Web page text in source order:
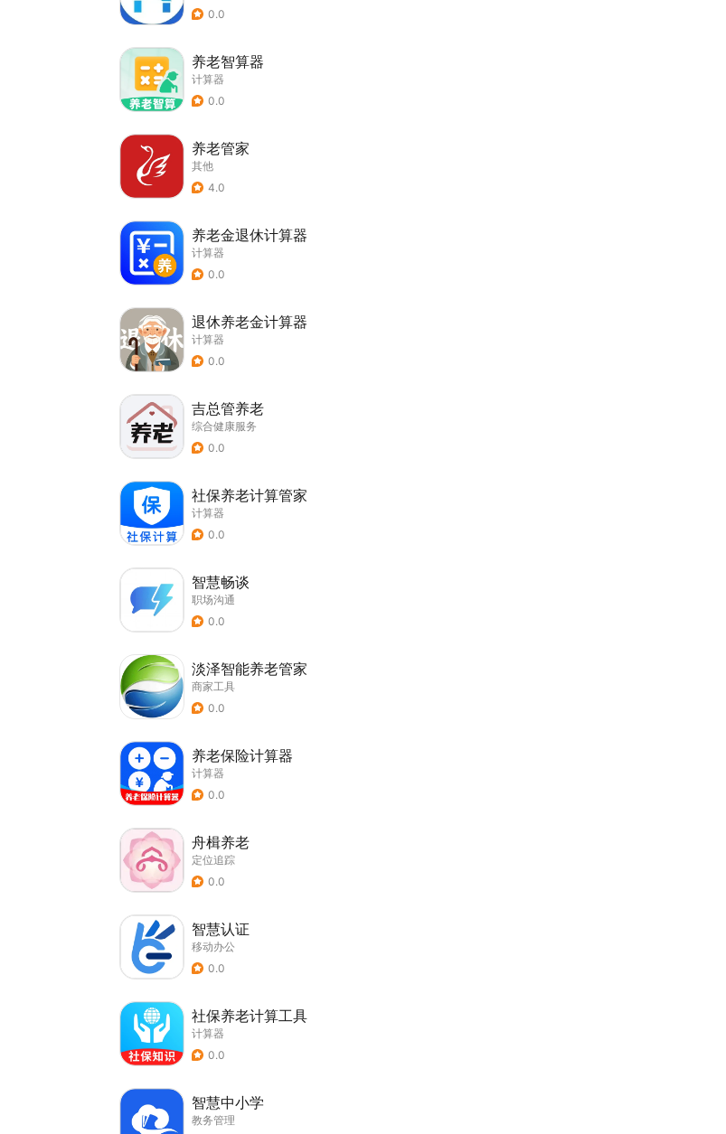
0.0
养老智算器
计算器
0.0
养老管家
其他
4.0
养老金退休计算器
计算器
0.0
退休养老金计算器
计算器
0.0
吉总管养老
综合健康服务
0.0
社保养老计算管家
计算器
0.0
智慧畅谈
职场沟通
0.0
淡泽智能养老管家
商家工具
0.0
养老保险计算器
计算器
0.0
舟楫养老
定位追踪
0.0
智慧认证
移动办公
0.0
社保养老计算工具
计算器
0.0
智慧中小学
教务管理